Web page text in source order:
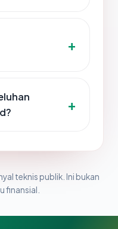
teknis publik. Ini bukan
finansial.